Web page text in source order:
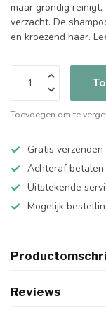
maar grondig
verzacht. De
en kroezend haar.
Toevoegen om te
Gratis verzenden
Achteraf betalen
Uitstekende
Mogelijk
Reviews